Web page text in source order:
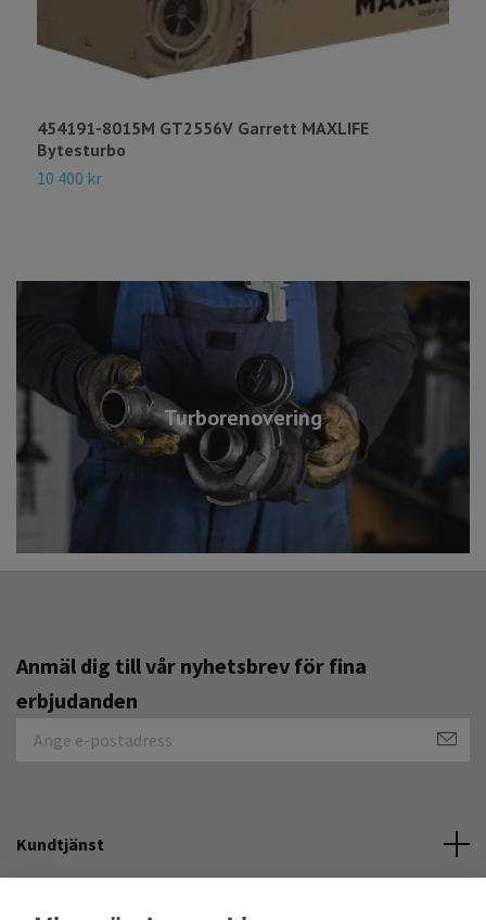
Turborenovering
454191-8015M GT2556V Garrett MAXLIFE
Bytesturbo
10 400 kr
Anmäl dig till vår nyhetsbrev för fina
erbjudanden
Kundtjänst